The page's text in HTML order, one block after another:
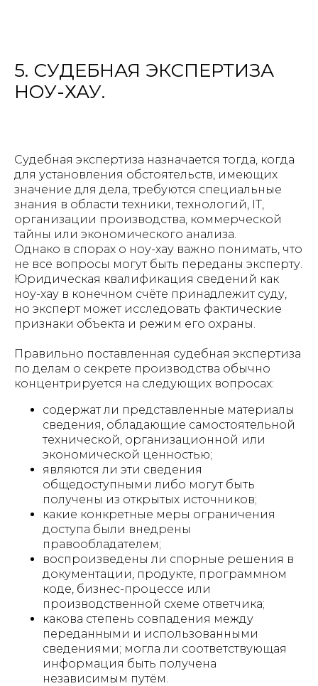
5. СУДЕБНАЯ ЭКСПЕРТИЗА
НОУ-ХАУ.
Судебная экспертиза назначается тогда, когда
для установления обстоятельств, имеющих
значение для дела, требуются специальные
знания в области техники, технологий, IT,
организации производства, коммерческой
тайны или экономического анализа.
Однако в спорах о ноу-хау важно понимать, что
не все вопросы могут быть переданы эксперту.
Юридическая квалификация сведений как
ноу-хау в конечном счёте принадлежит суду,
но эксперт может исследовать фактические
признаки объекта и режим его охраны.
Правильно поставленная судебная экспертиза
по делам о секрете производства обычно
концентрируется на следующих вопросах:
содержат ли представленные материалы
сведения, обладающие самостоятельной
технической, организационной или
экономической ценностью;
являются ли эти сведения
общедоступными либо могут быть
получены из открытых источников;
какие конкретные меры ограничения
доступа были внедрены
правообладателем;
воспроизведены ли спорные решения в
документации, продукте, программном
коде, бизнес-процессе или
производственной схеме ответчика;
какова степень совпадения между
переданными и использованными
сведениями; могла ли соответствующая
информация быть получена
независимым путём.